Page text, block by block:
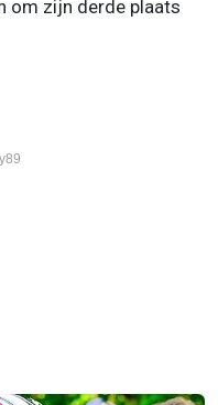
om zijn derde plaats